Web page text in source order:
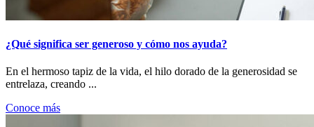
¿Qué significa ser generoso y cómo nos ayuda?
En el hermoso tapiz de la vida, el hilo dorado de la generosidad se
entrelaza, creando ...
Conoce más